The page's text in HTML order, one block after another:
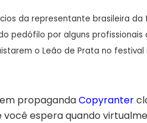
da representante brasileira
pedófilo por alguns
o Leão de Prata no
propagandaCopyranter
você espera quando